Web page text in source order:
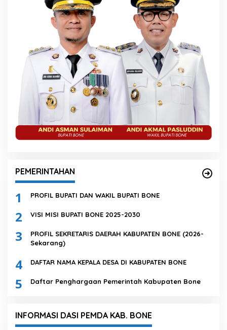
PEMERINTAHAN
1 PROFIL BUPATI DAN WAKIL BUPATI BONE
2 VISI MISI BUPATI BONE 2025-2030
3
PROFIL SEKRETARIS DAERAH KABUPATEN BONE (2026-
Sekarang)
4 DAFTAR NAMA KEPALA DESA DI KABUPATEN BONE
5 Daftar Penghargaan Pemerintah Kabupaten Bone
INFORMASI DASI PEMDA KAB. BONE